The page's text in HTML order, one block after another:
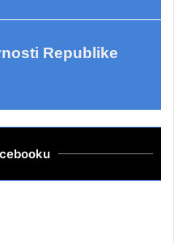
Republike